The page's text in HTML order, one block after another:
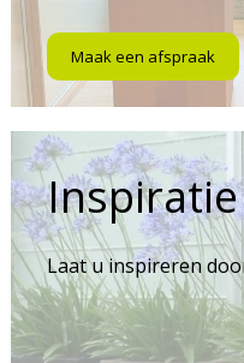
Maak een afspraak
Inspiratie
Laat u inspireren